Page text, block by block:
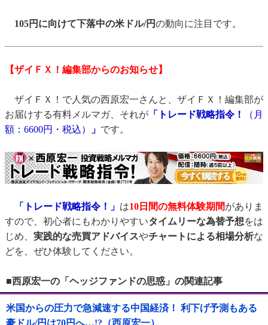
105円に向けて下落中の米ドル/円の動向に注目です。
【ザイＦＸ！編集部からのお知らせ】
ザイＦＸ！で人気の西原宏一さんと、ザイＦＸ！編集部が
お届けする有料メルマガ、それが 「トレード戦略指令！
（月
額：6600円・税込）
」 です。
「トレード戦略指令！」 は10日間の無料体験期間がありま
すので、初心者にもわかりやすいタイムリーな為替予想をは
じめ、 実践的な売買アドバイスやチャートによる相場分析な
どを、ぜひ体験してください。
■西原宏一の「ヘッジファンドの思惑」の関連記事
米国からの圧力で急減速する中国経済！ 利下げ予測もある
豪ドル/円は70円へ…!?（西原宏一）